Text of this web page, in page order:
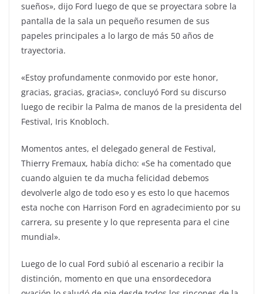
sueños», dijo Ford luego de que se proyectara sobre la
pantalla de la sala un pequeño resumen de sus
papeles principales a lo largo de más 50 años de
trayectoria.
«Estoy profundamente conmovido por este honor,
gracias, gracias, gracias», concluyó Ford su discurso
luego de recibir la Palma de manos de la presidenta del
Festival, Iris Knobloch.
Momentos antes, el delegado general de Festival,
Thierry Fremaux, había dicho: «Se ha comentado que
cuando alguien te da mucha felicidad debemos
devolverle algo de todo eso y es esto lo que hacemos
esta noche con Harrison Ford en agradecimiento por su
carrera, su presente y lo que representa para el cine
mundial».
Luego de lo cual Ford subió al escenario a recibir la
distinción, momento en que una ensordecedora